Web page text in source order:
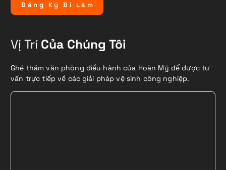
Đ ă n g Ký Đ i L à m
Vị TríCủa Chúng Tôi
Ghé thăm văn phòng điều hành của Hoàn Mỹ để được tư
vấn trực tiếp về các giải pháp vệ sinh công nghiệp.